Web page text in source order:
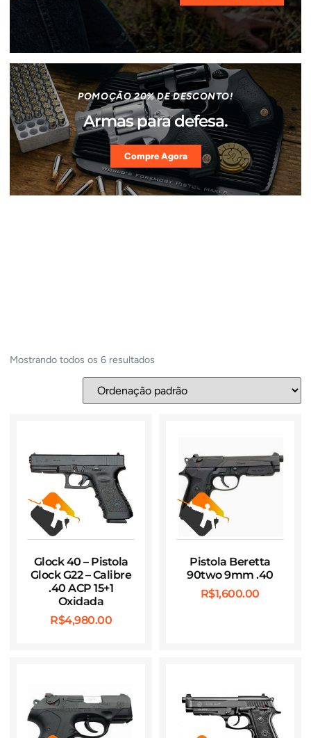
POMOÇÃO 20% DE DESCONTO!
Armas para defesa.
Compre Agora
Mostrando todos os 6 resultados
Glock 40 – Pistola
Glock G22 – Calibre
.40 ACP 15+1
Oxidada
R$4,980.00
Pistola Beretta
90two 9mm .40
R$1,600.00